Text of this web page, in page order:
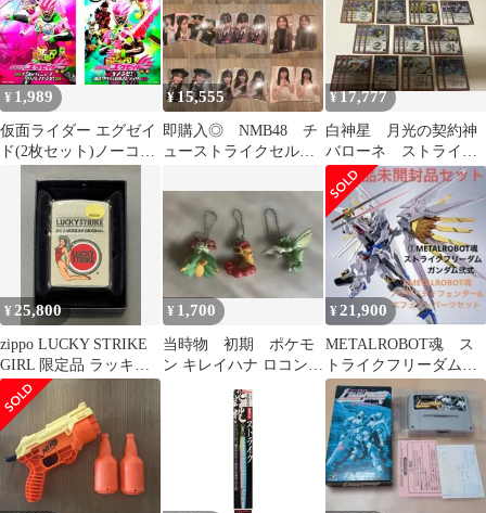
¥ 1,989
仮面ライダー エグゼイ
ド(2枚セット)ノーコン
ティニューでクリアし
てやるぜ!、キメるぜ!
爆走クリティカルスト
ライク!【全巻 邦画 中
¥15,555
即購入◎ NMB48 チ
ューストライクセルフ
ット
¥17,777
白神星 月光の契約神
バローネ ストライ
ク ヴルム デッキ
パーツ まとめ売り
¥ 25,800
zippo LUCKY STRIKE
GIRL 限定品 ラッキー
ストライク ガール 年代
物 1996年製 LUCKIES
AN AMERICAN
ORIGINAL silver シルバ
ー デットストック ケー
ス 保証書
¥ 1,700
当時物 初期 ポケモ
ン キレイハナ ロコン
¥21,900
METALROBOT魂 ス
トライクフリーダム二
式 プラウドディフェ
ンダーセット